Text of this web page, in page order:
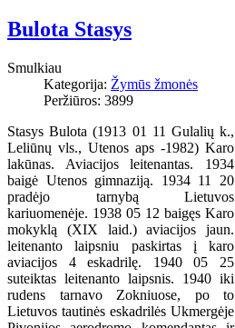
Bulota Stasys
Smulkiau
Kategorija: Žymūs žmonės
Peržiūros: 3899
Stasys Bulota (1913 01 11 Gulalių k.,
Leliūnų vls., Utenos aps -1982) Karo
lakūnas. Aviacijos leitenantas. 1934
baigė Utenos gimnaziją. 1934 11 20
pradėjo tarnybą Lietuvos
kariuomenėje. 1938 05 12 baigęs Karo
mokyklą (XIX laid.) aviacijos jaun.
leitenanto laipsniu paskirtas į karo
aviacijos 4 eskadrilę. 1940 05 25
suteiktas leitenanto laipsnis. 1940 iki
rudens tarnavo Zokniuose, po to
Lietuvos tautinės eskadrilės Ukmergėje